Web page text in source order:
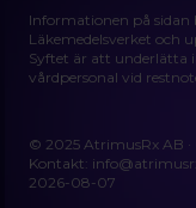
Informationen på
Läkemedelsverket och
Syftet är att underlätta
vårdpersonal vid
© 2025 AtrimusRx AB
Kontakt:
2026-08-07